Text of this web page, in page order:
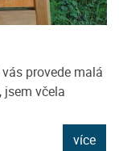
provede malá
jsem včela
více